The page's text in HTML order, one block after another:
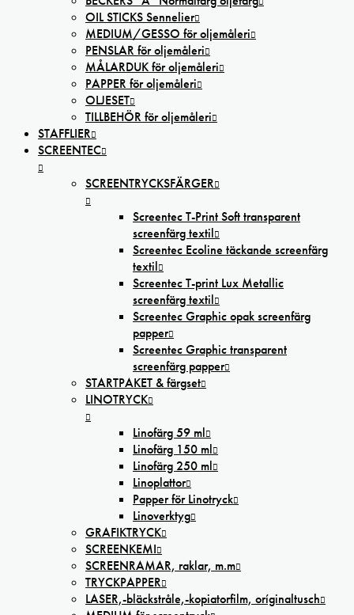
OIL STICKS Sennelier
MEDIUM/GESSO för oljemåleri
PENSLAR för oljemåleri
MÅLARDUK för oljemåleri
PAPPER för oljemåleri
OLJESET
TILLBEHÖR för oljemåleri
STAFFLIER
SCREENTEC
SCREENTRYCKSFÄRGER
Screentec T-Print Soft transparent
screenfärg textil
Screentec Ecoline täckande screenfärg
textil
Screentec T-print Lux Metallic
screenfärg textil
Screentec Graphic opak screenfärg
papper
Screentec Graphic transparent
screenfärg papper
STARTPAKET & färgset
LINOTRYCK
Linofärg 59 ml
Linofärg 150 ml
Linofärg 250 ml
Linoplattor
Papper för Linotryck
Linoverktyg
GRAFIKTRYCK
SCREENKEMI
SCREENRAMAR, raklar, m.m
TRYCKPAPPER
LASER,-bläckstråle,-kopiatorfilm, oríginaltusch